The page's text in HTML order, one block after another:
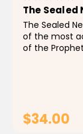
The Sealed
of the most
of the
$34.00